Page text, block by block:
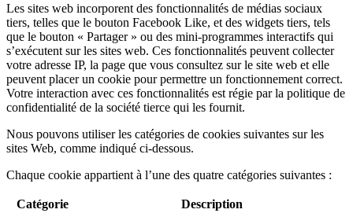
Les sites web incorporent des fonctionnalités de médias sociaux
tiers, telles que le bouton Facebook Like, et des widgets tiers, tels
que le bouton « Partager » ou des mini-programmes interactifs qui
s’exécutent sur les sites web. Ces fonctionnalités peuvent collecter
votre adresse IP, la page que vous consultez sur le site web et elle
peuvent placer un cookie pour permettre un fonctionnement correct.
Votre interaction avec ces fonctionnalités est régie par la politique de
confidentialité de la société tierce qui les fournit.
Nous pouvons utiliser les catégories de cookies suivantes sur les
sites Web, comme indiqué ci-dessous.
Chaque cookie appartient à l’une des quatre catégories suivantes :
Catégorie Description